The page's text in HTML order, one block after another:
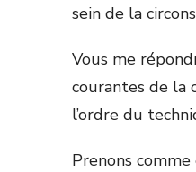
sein de la
Vous me
courantes de la
l’ordre du
Prenons